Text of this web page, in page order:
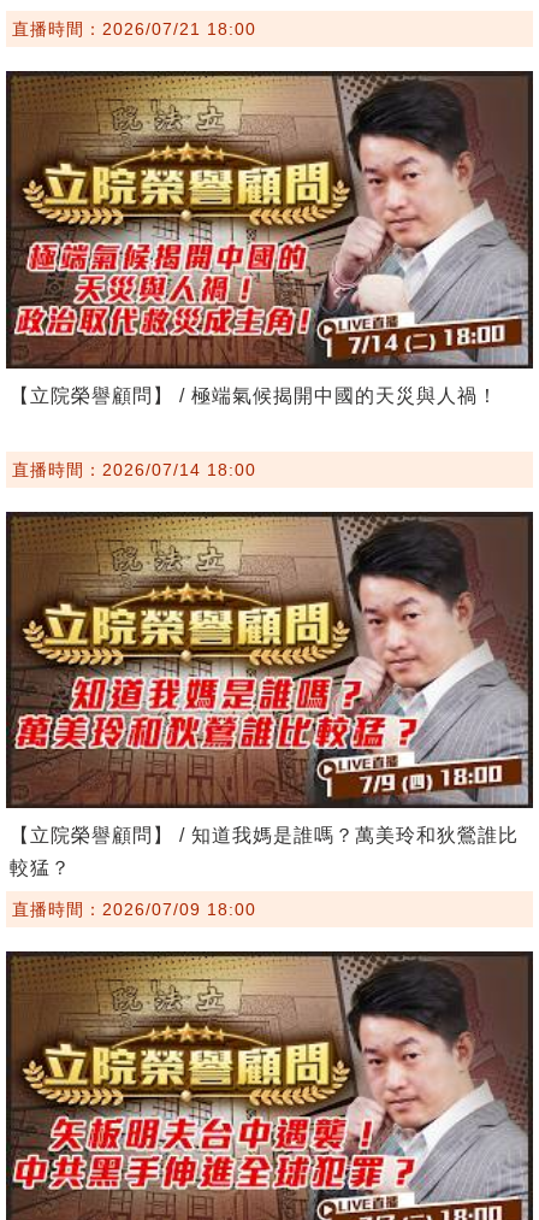
直播時間：2026/07/21 18:00
【立院榮譽顧問】 / 極端氣候揭開中國的天災與人禍！
直播時間：2026/07/14 18:00
【立院榮譽顧問】 / 知道我媽是誰嗎？萬美玲和狄鶯誰比
較猛？
直播時間：2026/07/09 18:00